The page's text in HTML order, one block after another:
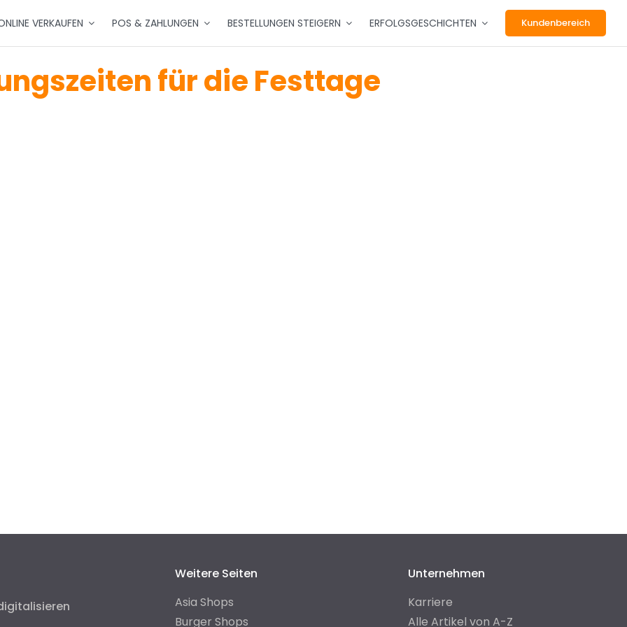
VERKAUFEN POS & ZAHLUNGEN BESTELLUNGEN STEIGERN ERFOLGSGESCHICHTEN Kundenbereich
für die Festtage
Weitere Seiten
Asia Shops
Burger Shops
Unternehmen
Karriere
Alle Artikel von A-Z